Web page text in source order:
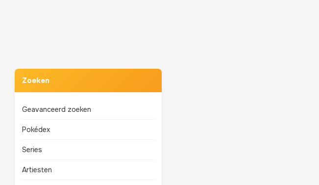
Zoeken
Geavanceerd zoeken
Pokédex
Series
Artiesten